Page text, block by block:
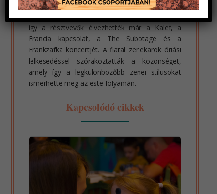
értelemben vett fesztivált jelentette, négy
egymást követő zenekar mutatta meg magát,
így a résztvevők élvezhették már a Kalef, a
Francia kapcsolat, a The Subotage és a
Frankzafka koncertjét. A fiatal zenekarok óriási
lelkesedéssel szórakoztatták a közönséget,
amely így a legkülönbözőbb zenei stílusokat
ismerhette meg az este folyamán.
Kapcsolódó cikkek